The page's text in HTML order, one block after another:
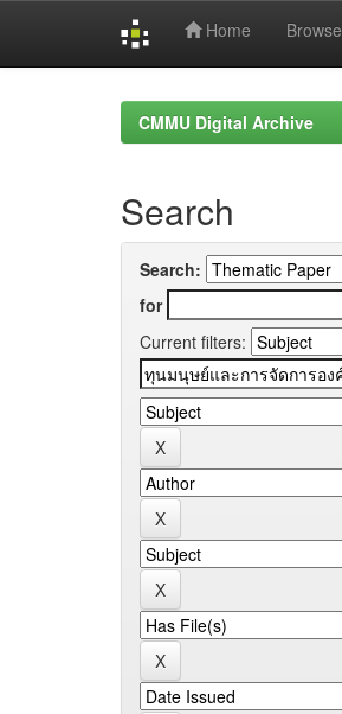
Home Browse
CMMU Digital Archive
Search
Search:
for
Current filters: